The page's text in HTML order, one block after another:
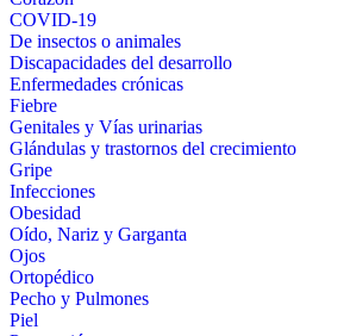
COVID-19
De insectos o animales
Discapacidades del desarrollo
Enfermedades crónicas
Fiebre
Genitales y Vías urinarias
Glándulas y trastornos del crecimiento
Gripe
Infecciones
Obesidad
Oído, Nariz y Garganta
Ojos
Ortopédico
Pecho y Pulmones
Piel